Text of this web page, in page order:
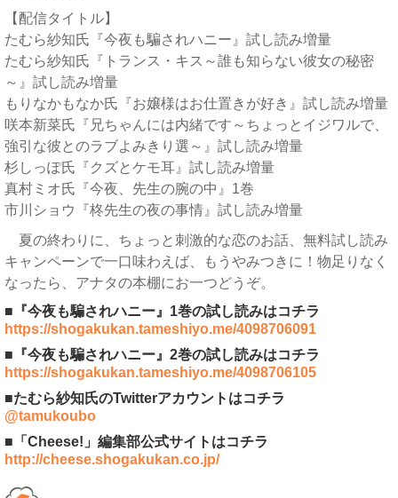
【配信タイトル】
たむら紗知氏『今夜も騙されハニー』試し読み増量
たむら紗知氏『トランス・キス～誰も知らない彼女の秘密
～』試し読み増量
もりなかもなか氏『お嬢様はお仕置きが好き』試し読み増量
咲本新菜氏『兄ちゃんには内緒です～ちょっとイジワルで、
強引な彼とのラブよみきり選～』試し読み増量
杉しっぽ氏『クズとケモ耳』試し読み増量
真村ミオ氏『今夜、先生の腕の中』1巻
市川ショウ『柊先生の夜の事情』試し読み増量
夏の終わりに、ちょっと刺激的な恋のお話、無料試し読み
キャンペーンで一口味わえば、もうやみつきに！物足りなく
なったら、アナタの本棚にお一つどうぞ。
■『今夜も騙されハニー』1巻の試し読みはコチラ
https://shogakukan.tameshiyo.me/4098706091
■『今夜も騙されハニー』2巻の試し読みはコチラ
https://shogakukan.tameshiyo.me/4098706105
■たむら紗知氏のTwitterアカウントはコチラ
@tamukoubo
■「Cheese!」編集部公式サイトはコチラ
http://cheese.shogakukan.co.jp/